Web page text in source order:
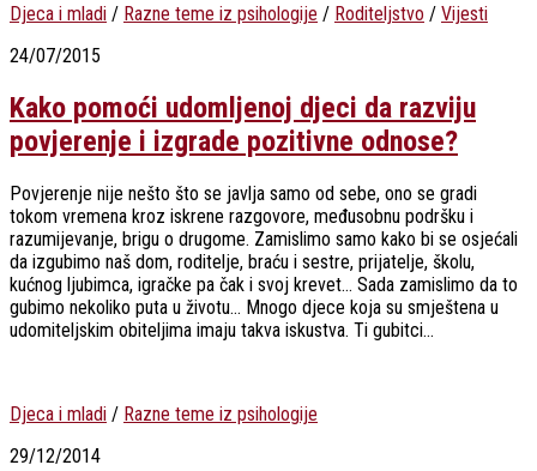
Djeca i mladi / Razne teme iz psihologije / Roditeljstvo / Vijesti
24/07/2015
Kako pomoći udomljenoj djeci da razviju
povjerenje i izgrade pozitivne odnose?
Povjerenje nije nešto što se javlja samo od sebe, ono se gradi
tokom vremena kroz iskrene razgovore, međusobnu podršku i
razumijevanje, brigu o drugome. Zamislimo samo kako bi se osjećali
da izgubimo naš dom, roditelje, braću i sestre, prijatelje, školu,
kućnog ljubimca, igračke pa čak i svoj krevet… Sada zamislimo da to
gubimo nekoliko puta u životu… Mnogo djece koja su smještena u
udomiteljskim obiteljima imaju takva iskustva. Ti gubitci...
Djeca i mladi / Razne teme iz psihologije
29/12/2014